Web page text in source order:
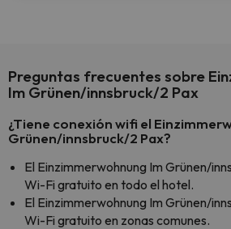
Preguntas frecuentes sobre
Im Grünen/innsbruck/2 Pax
¿Tiene conexión wifi el
Grünen/innsbruck/2 Pax?
El Einzimmerwohnung Im Grünen/
Wi-Fi gratuito en todo el hotel.
El Einzimmerwohnung Im Grünen/
Wi-Fi gratuito en zonas comunes.